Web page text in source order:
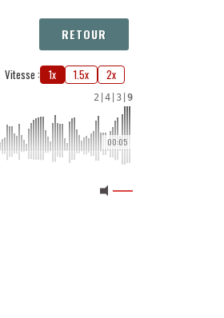
RETOUR
Vitesse : 1x 1.5x 2x
2 4 3 9
00:05